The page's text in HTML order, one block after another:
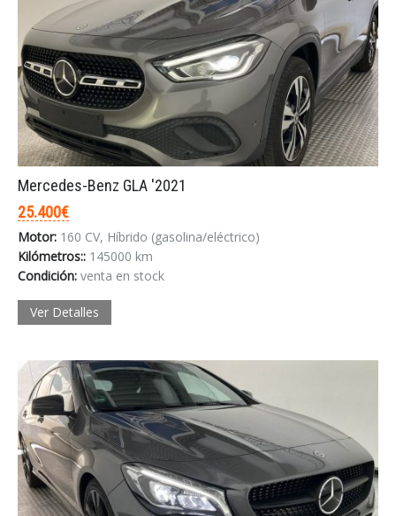
Mercedes-Benz GLA '2021
25.400€
Motor: 160 CV, Híbrido (gasolina/eléctrico)
Kilómetros:: 145000 km
Condición: venta en stock
Ver Detalles